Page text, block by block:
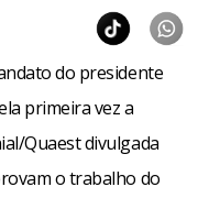
do presidente
primeira vez a
Quaest divulgada
o trabalho do